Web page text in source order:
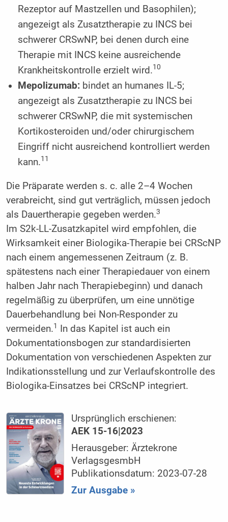
Rezeptor auf Mastzellen und Basophilen);
angezeigt als Zusatztherapie zu INCS bei
schwerer CRSwNP, bei denen durch eine
Therapie mit INCS keine ausreichende
Krankheitskontrolle erzielt wird.10
Mepolizumab: bindet an humanes IL-5;
angezeigt als Zusatztherapie zu INCS bei
schwerer CRSwNP, die mit systemischen
Kortikosteroiden und/oder chirurgischem
Eingriff nicht ausreichend kontrolliert werden
kann.11
Die Präparate werden s. c. alle 2–4 Wochen
verabreicht, sind gut verträglich, müssen jedoch
als Dauertherapie gegeben werden.3
Im S2k-LL-Zusatzkapitel wird empfohlen, die
Wirksamkeit einer Biologika-Therapie bei CRScNP
nach einem angemessenen Zeitraum (z. B.
spätestens nach einer Therapiedauer von einem
halben Jahr nach Therapiebeginn) und danach
regelmäßig zu überprüfen, um eine unnötige
Dauerbehandlung bei Non-Responder zu
vermeiden.1
In das Kapitel ist auch ein
Dokumentationsbogen zur standardisierten
Dokumentation von verschiedenen Aspekten zur
Indikationsstellung und zur Verlaufskontrolle des
Biologika-Einsatzes bei CRScNP integriert.
Ursprünglich erschienen:
AEK 15-16|2023
Herausgeber: Ärztekrone
VerlagsgesmbH
Publikationsdatum: 2023-07-28
Zur Ausgabe »